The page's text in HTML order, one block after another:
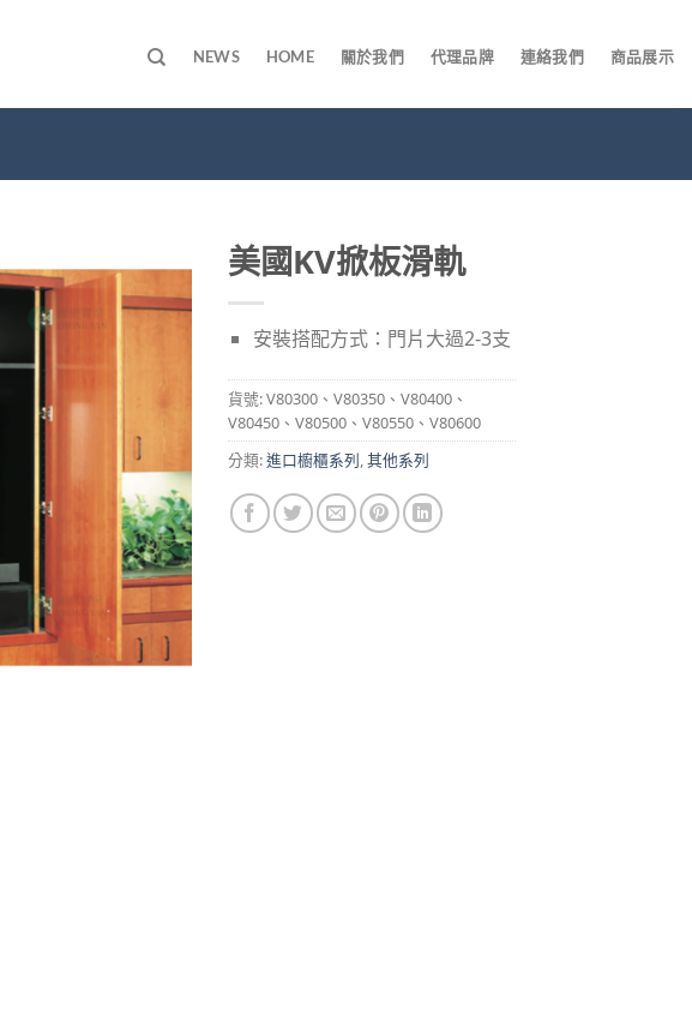
NEWS HOME 關於我們 代理品牌 連絡我們 商品展示
美國KV掀板滑軌
安裝搭配方式：門片大過2-3支
貨號:V80300、V80350、V80400、
V80450、V80500、V80550、V80600
分類:進口櫥櫃系列,其他系列